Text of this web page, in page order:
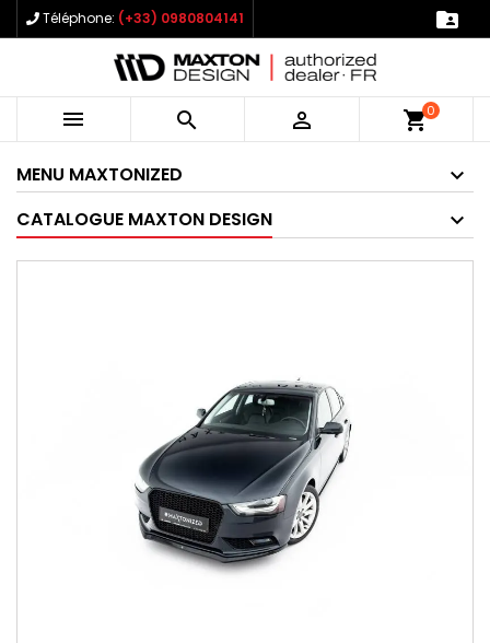
Téléphone: (+33) 0980804141 
   shopping_cart0
MENU MAXTONIZED
CATALOGUE MAXTON DESIGN